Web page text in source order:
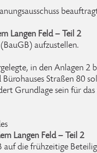
Langen Feld – Teil 2
aufzustellen.
in den Anlagen 2
Straßen 80
Grundlage sein für
Langen Feld – Teil 2
auf die frühzeitige